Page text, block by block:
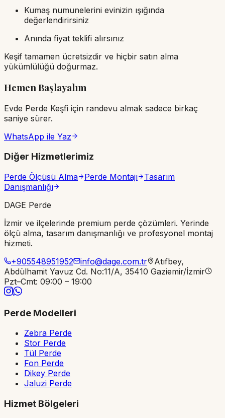
Kumaş numunelerini evinizin ışığında
değerlendirirsiniz
Anında fiyat teklifi alırsınız
Keşif tamamen ücretsizdir ve hiçbir satın alma
yükümlülüğü doğurmaz.
Hemen Başlayalım
Evde Perde Keşfi için randevu almak sadece birkaç
saniye sürer.
WhatsApp ile Yaz
Diğer Hizmetlerimiz
Perde Ölçüsü Alma Perde Montajı
Tasarım
Danışmanlığı
DAGE Perde
İzmir ve ilçelerinde premium perde çözümleri. Yerinde
ölçü alma, tasarım danışmanlığı ve profesyonel montaj
hizmeti.
+905548951952
info@dage.com.tr
Atıfbey,
Abdülhamit Yavuz Cd. No:11/A, 35410 Gaziemir/İzmir
Pzt–Cmt: 09:00 – 19:00
Perde Modelleri
Zebra Perde
Stor Perde
Tül Perde
Fon Perde
Dikey Perde
Jaluzi Perde
Hizmet Bölgeleri